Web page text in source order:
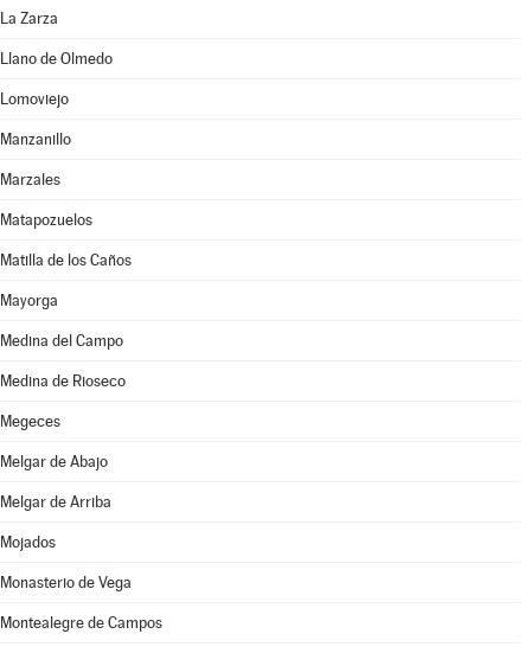
La Zarza
Llano de Olmedo
Lomoviejo
Manzanillo
Marzales
Matapozuelos
Matilla de los Caños
Mayorga
Medina del Campo
Medina de Rioseco
Megeces
Melgar de Abajo
Melgar de Arriba
Mojados
Monasterio de Vega
Montealegre de Campos